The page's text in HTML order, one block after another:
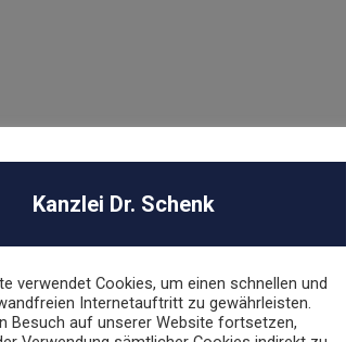
Kanzlei Dr. Schenk
verwendet Cookies, um einen schnellen und
Internetauftritt zu gewährleisten.
Besuch auf unserer Website fortsetzen,